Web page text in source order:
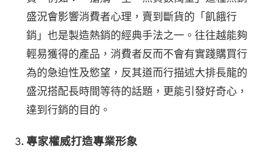
盛況會影響消費者心理，賣到斷貨的「飢餓行
銷」也是製造熱銷的經典手法之一。往往越能夠
輕易獲得的產品，消費者反而不會有實踐購買行
為的急迫性及慾望，反其道而行描述大排長龍的
盛況搭配長時間等待的話題，更能引發好奇心，
達到行銷的目的。
專家權威打造專業形象